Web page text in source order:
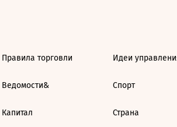
Правила торговли
Ведомости&
Капитал
Идеи
Спорт
Страна